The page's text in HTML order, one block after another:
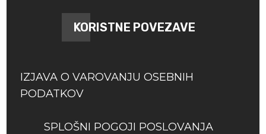
KORISTNE POVEZAVE
IZJAVA O VAROVANJU OSEBNIH
PODATKOV
SPLOŠNI POGOJI POSLOVANJA